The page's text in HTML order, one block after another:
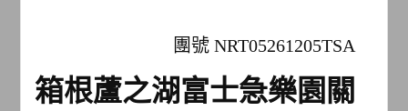
郵輪旅遊
團號 NRT05261205TSA
箱根蘆之湖富士急樂園關